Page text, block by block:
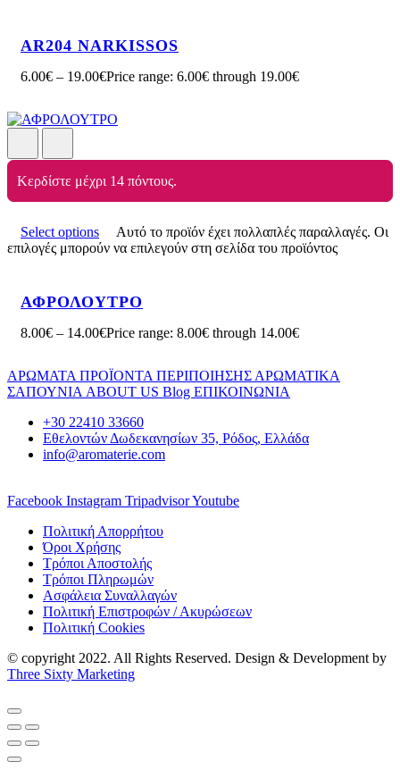
AR204 NARKISSOS
6.00€ – 19.00€Price range: 6.00€ through 19.00€
Κερδίστε μέχρι 14 πόντους.
Select options
Αυτό το προϊόν έχει πολλαπλές παραλλαγές. Οι
επιλογές μπορούν να επιλεγούν στη σελίδα του προϊόντος
ΑΦΡΟΛΟΥΤΡΟ
8.00€ – 14.00€Price range: 8.00€ through 14.00€
ΑΡΩΜΑΤΑ ΠΡΟΪΟΝΤΑ ΠΕΡΙΠΟΙΗΣΗΣ ΑΡΩΜΑΤΙΚΑ
ΣΑΠΟΥΝΙΑ ABOUT US Blog ΕΠΙΚΟΙΝΩΝΙΑ
+30 22410 33660
Εθελοντών Δωδεκανησίων 35, Ρόδος, Ελλάδα
info@aromaterie.com
Facebook Instagram TripadvisorYoutube
Πολιτική Απορρήτου
Όροι Χρήσης
Τρόποι Αποστολής
Τρόποι Πληρωμών
Ασφάλεια Συναλλαγών
Πολιτική Επιστροφών / Ακυρώσεων
Πολιτική Cookies
© copyright 2022. All Rights Reserved. Design & Development by
Three Sixty Marketing